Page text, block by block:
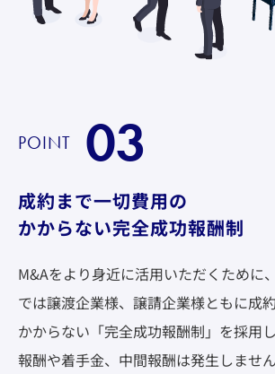
POINT 03
成約まで一切費用の
かからない完全成功報酬制
M&Aをより身近に活用いただくために
では譲渡企業様、譲請企業様ともに成
かからない「完全成功報酬制」を採用
報酬や着手金、中間報酬は発生しません